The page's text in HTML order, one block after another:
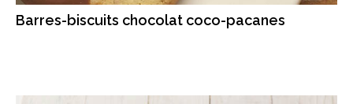
Barres-biscuits chocolat coco-pacanes